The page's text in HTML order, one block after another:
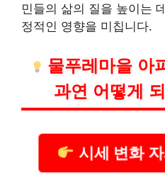
민들의 삶의 질을 높이는
정적인 영향을 미칩니다.
물푸레마을 아
과연 어떻게
시세 변화